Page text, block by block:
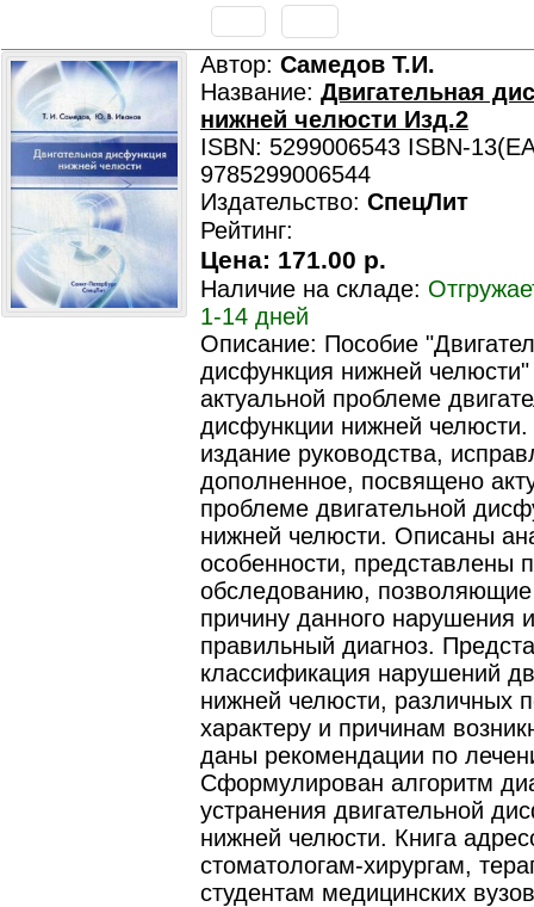
Автор: Самедов Т.И.
Название: Двигательная
нижней челюсти Изд.2
ISBN: 5299006543 ISBN-
9785299006544
Издательство: СпецЛит
Рейтинг:
Цена: 171.00 р.
Наличие на складе:
1-14 дней
Описание: Пособие
дисфункция нижней
актуальной проблеме
дисфункции нижней челюсти.
издание руководства,
дополненное, посвящено
проблеме двигательной
нижней челюсти. Описаны
особенности, представлены
обследованию,
причину данного нарушения
правильный диагноз.
классификация нарушений
нижней челюсти, различных
характеру и причинам
даны рекомендации по
Сформулирован алгоритм
устранения двигательной
нижней челюсти. Книга
стоматологам-хирургам,
студентам медицинских